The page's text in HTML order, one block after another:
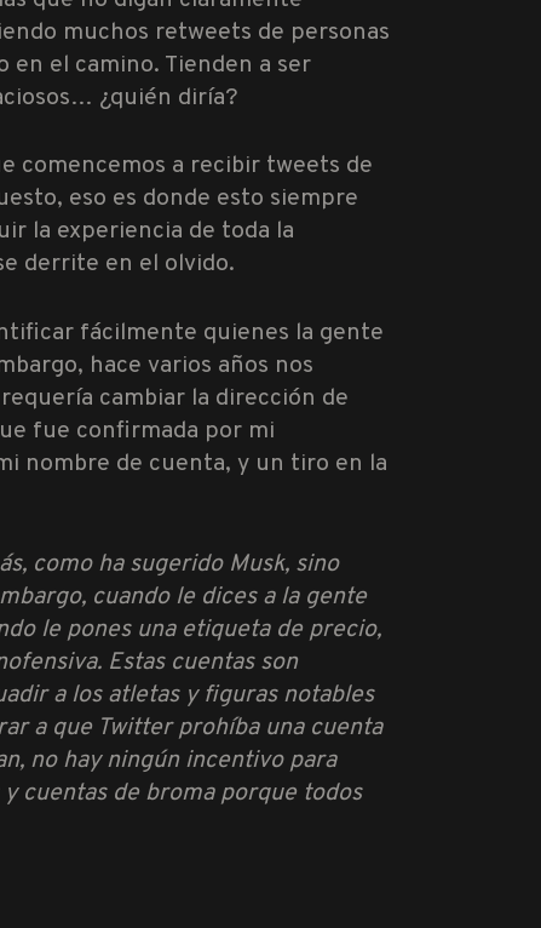
muchos retweets de personas
en el camino. Tienden a ser
¿quién diría?
comencemos a recibir tweets de
eso es donde esto siempre
la experiencia de toda la
derrite en el olvido.
fácilmente quienes la gente
hace varios años nos
cambiar la dirección de
fue confirmada por mi
nombre de cuenta, y un tiro en la
como ha sugerido Musk, sino
cuando le dices a la gente
le pones una etiqueta de precio,
Estas cuentas son
a los atletas y figuras notables
a que Twitter prohíba una cuenta
no hay ningún incentivo para
cuentas de broma porque todos